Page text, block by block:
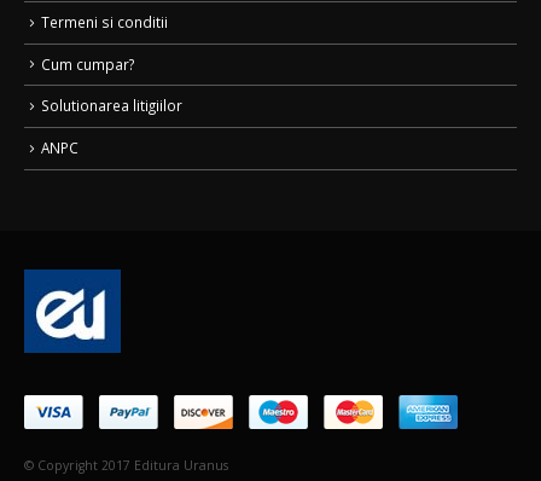
Termeni si conditii
Cum cumpar?
Solutionarea litigiilor
ANPC
© Copyright 2017 Editura Uranus